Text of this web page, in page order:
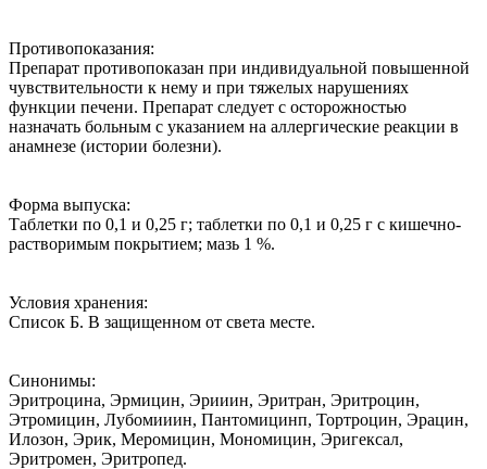
Противопоказания:
Препарат противопоказан при индивидуальной повышенной
чувствительности к нему и при тяжелых нарушениях
функции печени. Препарат следует с осторожностью
назначать больным с указанием на аллергические реакции в
анамнезе (истории болезни).
Форма выпуска:
Таблетки по 0,1 и 0,25 г; таблетки по 0,1 и 0,25 г с кишечно-
растворимым покрытием; мазь 1 %.
Условия хранения:
Список Б. В защищенном от света месте.
Синонимы:
Эритроцина, Эрмицин, Эрииин, Эритран, Эритроцин,
Этромицин, Лубомииин, Пантомицинп, Тортроцин, Эрацин,
Илозон, Эрик, Меромицин, Мономицин, Эригексал,
Эритромен, Эритропед.